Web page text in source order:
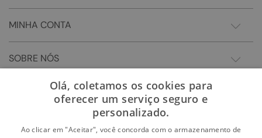
MINHA CONTA
SOBRE NÓS
Olá, coletamos os cookies para
oferecer um serviço seguro e
personalizado.
Ao clicar em "Aceitar", você concorda com o armazenamento de